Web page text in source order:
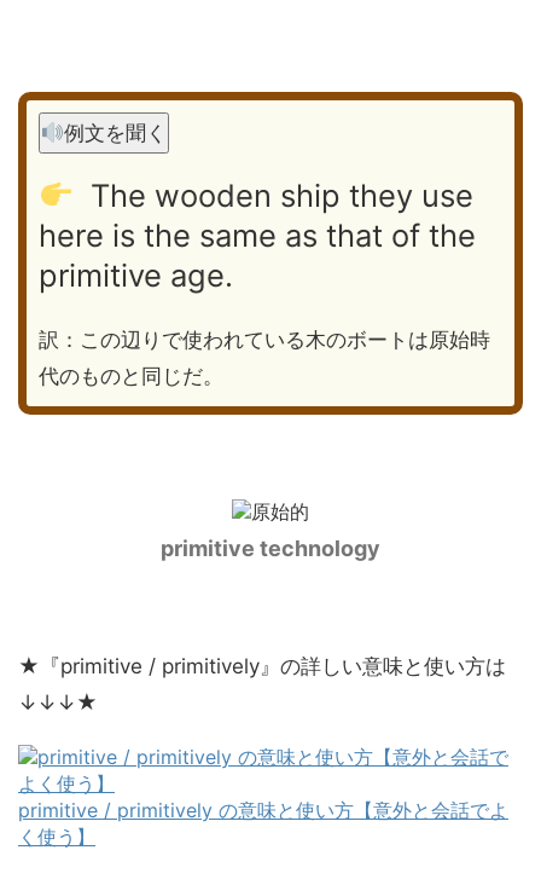
例文を聞く
The wooden ship they use
here is the same as that of the
primitive age.
訳：この辺りで使われている木のボートは原始時
代のものと同じだ。
primitive technology
★『primitive / primitively』の詳しい意味と使い方は
↓↓↓★
primitive / primitively の意味と使い方【意外と会話でよ
く使う】